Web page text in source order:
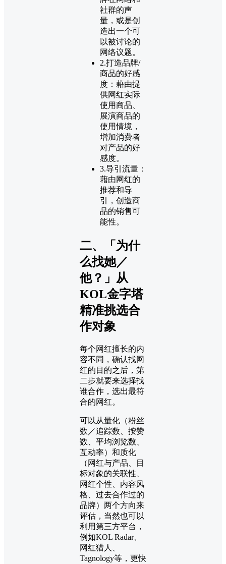
社群的声
量，或是创
造出一个可
以被讨论的
网络议题。
2.打造品牌/
商品的好感
度：藉由提
供网红实际
使用商品、
展演商品的
使用情境，
增加消费者
对产品的好
感度。
3.导引流量：
藉由网红的
推荐和导
引，创造商
品的销售可
能性。
二、「为什
么找她／
他？」从
KOL金字塔
精准挑选合
作对象
每个网红擅长的内
容不同，确认找网
红的目的之后，第
二步就要来选择找
谁合作，选出最符
合的网红。
可以从量化（粉丝
数／追踪数、按赞
数、平均浏览数、
互动率）和质化
（网红与产品、目
标对象的关联性、
网红个性、内容风
格、过去合作过的
品牌）两个方向来
评估，当然也可以
利用第三方平台，
例如KOL Radar、
网红猎人、
Tagnology等，更快